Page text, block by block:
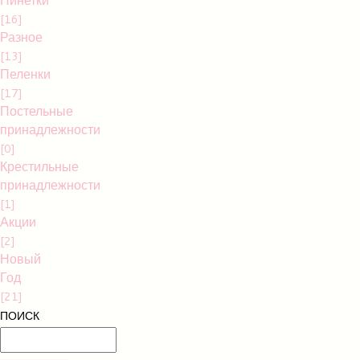
[16]
Разное
[13]
Пеленки
[17]
Постельные
принадлежности
[0]
Крестильные
принадлежности
[1]
Акции
[2]
Новый
Год
[21]
ПОИСК